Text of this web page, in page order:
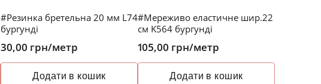
#Резинка бретельна 20 мм L74
бургунді
30,00 грн/метр
Додати в кошик
#Мереживо еластичне шир.22
см K564 бургунді
105,00 грн/метр
Додати в кошик